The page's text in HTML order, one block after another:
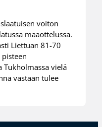
voiton
maaottelussa.
Liettuan 81-70
Tukholmassa vielä
vastaan tulee